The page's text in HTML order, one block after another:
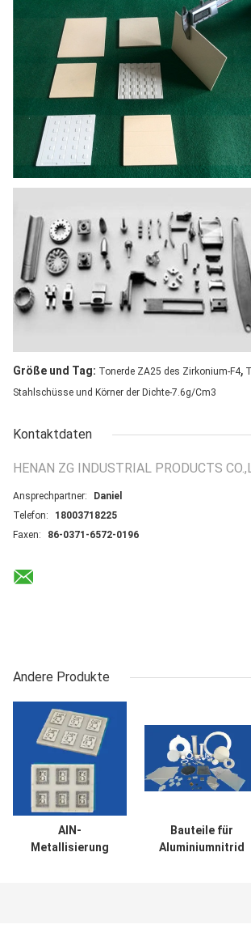
Größe und Tag: Tonerde ZA25 des Zirkonium-F4,
Stahlschüsse und Körner der Dichte-7.6g/Cm3
Kontaktdaten
HENAN ZG INDUSTRIAL PRODUCTS
Ansprechpartner:
Daniel
Telefon:
18003718225
Faxen:
86-0371-6572-0196
Andere Produkte
AlN-
Metallisierung
Bauteile für
Aluminiumnitrid